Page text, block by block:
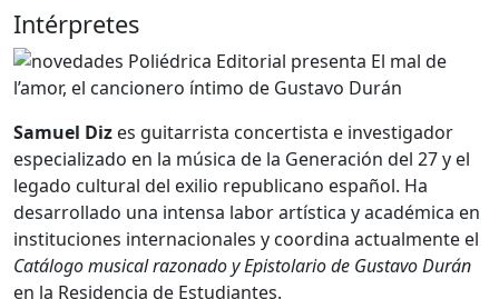
Intérpretes
Samuel Diz es guitarrista concertista e investigador
especializado en la música de la Generación del 27 y el
legado cultural del exilio republicano español. Ha
desarrollado una intensa labor artística y académica en
instituciones internacionales y coordina actualmente el
Catálogo musical razonado y Epistolario de Gustavo Durán
en la Residencia de Estudiantes.